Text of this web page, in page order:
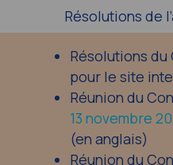
Résolutions de
Résolutions
pour le site
Réunion du
13 novembre
(en anglais)
Réunion du